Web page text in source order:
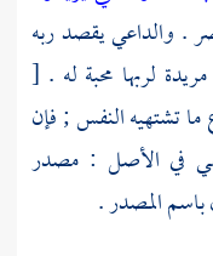
. والداعي يقصد ربه
لربها محبة له . [
تشتهيه النفس ; فإن
في الأصل : مصدر
المصدر .